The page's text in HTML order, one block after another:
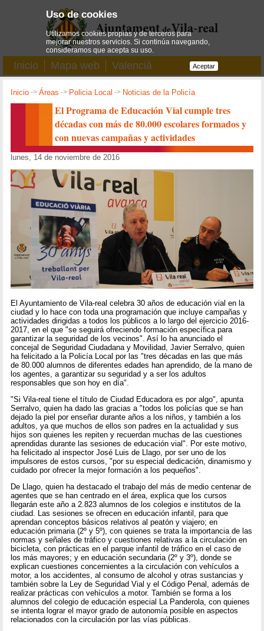
Inicio Mapa web Valencià
Inicio ->Áreas -> Policia Local -> Noticias de la Policía
El Programa de Educación Vial cumple tres
décadas con más de 80.000 escolares formados y
con nuevas campañas y actividades
lunes, 14 de noviembre de 2016
El Ayuntamiento de Vila-real celebra 30 años de educación vial en la
ciudad y lo hace con toda una programación que incluye campañas y
actividades dirigidas a todos los públicos a lo largo del ejercicio 2016-
2017, en el que "se seguirá ofreciendo formación específica para
garantizar la seguridad de los vecinos". Así lo ha anunciado el
concejal de Seguridad Ciudadana y Movilidad, Javier Serralvo, quien
ha felicitado a la Policía Local por las "tres décadas en las que más
de 80.000 alumnos de diferentes edades han aprendido, de la mano de
los agentes, a garantizar su seguridad y a ser los adultos
responsables que son hoy en día".
"Si Vila-real tiene el título de Ciudad Educadora es por algo", apunta
Serralvo, quien ha dado las gracias a "todos los policías que se han
dejado la piel por enseñar durante años a los niños, y también a los
adultos, ya que muchos de ellos son padres en la actualidad y sus
hijos son quienes les repiten y recuerdan muchas de las cuestiones
aprendidas durante las sesiones de educación vial". Por este motivo,
ha felicitado al inspector José Luis de Llago, por ser uno de los
impulsores de estos cursos, "por su especial dedicación, dinamismo y
cuidado por ofrecer la mejor formación a los pequeños".
De Llago, quien ha destacado el trabajo del más de medio centenar de
agentes que se han centrado en el área, explica que los cursos
llegarán este año a 2.823 alumnos de los colegios e institutos de la
ciudad. Las sesiones se ofrecen en educación infantil, para que
aprendan conceptos básicos relativos al peatón y viajero; en
educación primaria (2º y 5º), con quienes se trata la importancia de las
normas y señales de tráfico y cuestiones relativas a la circulación en
bicicleta, con prácticas en el parque infantil de tráfico en el caso de
los más mayores; y en educación secundaria (2º y 3º), donde se
explican cuestiones concernientes a la circulación con vehículos a
motor, a los accidentes, al consumo de alcohol y otras sustancias y
también sobre la Ley de Seguridad Vial y el Código Penal, además de
realizar prácticas con vehículos a motor. También se forma a los
alumnos del colegio de educación especial La Panderola, con quienes
se intenta lograr el mayor grado de autonomía posible en aspectos
relacionados con la circulación por las vías públicas.
Uso de cookies
Utilizamos cookies propias y de terceros para
mejorar nuestros servicios. Si continúa navegando,
consideramos que acepta su uso.
Aceptar